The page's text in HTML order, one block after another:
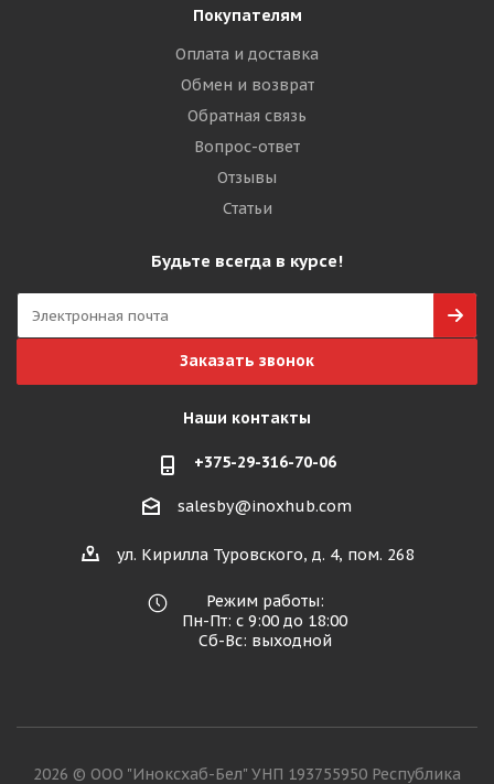
Покупателям
Оплата и доставка
Обмен и возврат
Обратная связь
Вопрос-ответ
Отзывы
Статьи
Будьте всегда в курсе!
Заказать звонок
Наши контакты
+375-29-316-70-06
salesby@inoxhub.com
ул. Кирилла Туровского, д. 4, пом. 268
Режим работы:
Пн-Пт: с 9:00 до 18:00
Сб-Вс: выходной
2026 © ООО "Иноксхаб-Бел" УНП 193755950 Республика